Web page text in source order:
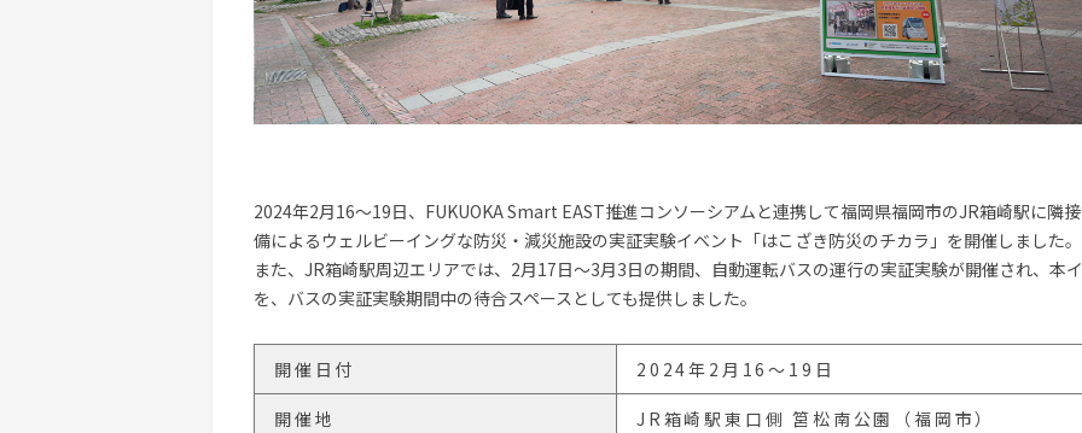
Others
2024年2月16～19日、FUKUOKA Smart EAST推進コンソーシアムと連携して福岡県福岡市のJR箱崎駅に隣
備によるウェルビーイングな防災・減災施設の実証実験イベント「はこざき防災のチカラ」を開催しました。
また、JR箱崎駅周辺エリアでは、2月17日～3月3日の期間、自動運転バスの運行の実証実験が開催され、本
を、バスの実証実験期間中の待合スペースとしても提供しました。
開催日付 2024年2月16～19日
開催地 JR箱崎駅東口側 筥松南公園（福岡市）